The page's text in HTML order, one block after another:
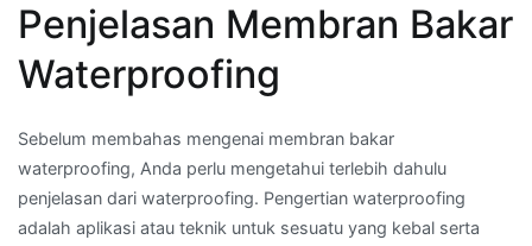
Penjelasan Membran Bakar
Waterproofing
Sebelum membahas mengenai membran bakar
waterproofing, Anda perlu mengetahui terlebih dahulu
penjelasan dari waterproofing. Pengertian waterproofing
adalah aplikasi atau teknik untuk sesuatu yang kebal serta